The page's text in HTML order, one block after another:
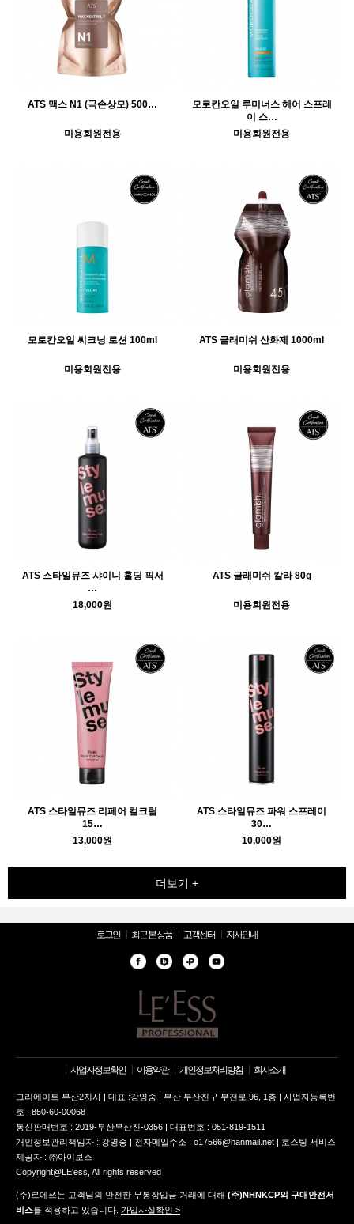
ATS 맥스 N1 (극손상모) 500…
미용회원전용
모로칸오일 루미너스 헤어 스프레
이 스…
미용회원전용
모로칸오일 씨크닝 로션 100ml
미용회원전용
ATS 글래미쉬 산화제 1000ml
미용회원전용
ATS 스타일뮤즈 샤이니 홀딩 픽서
…
18,000원
ATS 글래미쉬 칼라 80g
미용회원전용
ATS 스타일뮤즈 리페어 컬크림
15…
13,000원
ATS 스타일뮤즈 파워 스프레이
30…
10,000원
더보기 +
로그인 최근 본 상품 고객센터 지사안내
사업자정보확인 이용약관 개인정보처리방침 회사소개
그리에이트 부산2지사 | 대표 :강영중 | 부산 부산진구 부전로 96, 1층 | 사업자등록번
호 : 850-60-00068
통신판매번호 : 2019-부산부산진-0356 | 대표번호 : 051-819-1511
개인정보관리책임자 : 강영중 | 전자메일주소 : o17566@hanmail.net | 호스팅 서비스
제공자 : ㈜아이보스
Copyright@LE'ess, All rights reserved
(주)르에쓰는 고객님의 안전한 무통장입금 거래에 대해 (주)NHNKCP의 구매안전서
비스를 적용하고 있습니다. 가입사실확인 >